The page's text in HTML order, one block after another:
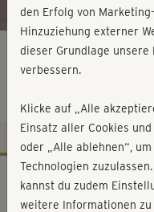
Get in Shape -
Workout-Facts
anspruchsvoll
den Erfolg von
Hinzuziehung externer
dieser Grundlage unsere
verbessern.
Klicke auf „Alle
Einsatz aller Cookies
oder „Alle ablehnen“,
Technologien
kannst du zudem
weitere Informationen